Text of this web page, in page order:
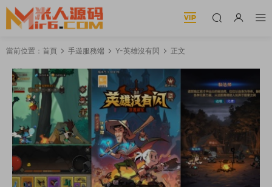
當前位置： 首頁 手遊服務端 Y-英雄沒有閃 正文